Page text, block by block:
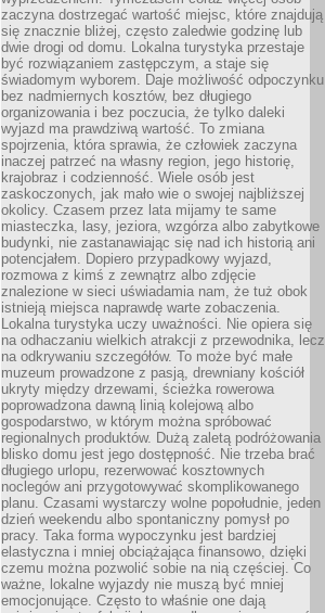
zaczyna dostrzegać wartość miejsc, które znajdują
się znacznie bliżej, często zaledwie godzinę lub
dwie drogi od domu. Lokalna turystyka przestaje
być rozwiązaniem zastępczym, a staje się
świadomym wyborem. Daje możliwość odpoczynku
bez nadmiernych kosztów, bez długiego
organizowania i bez poczucia, że tylko daleki
wyjazd ma prawdziwą wartość. To zmiana
spojrzenia, która sprawia, że człowiek zaczyna
inaczej patrzeć na własny region, jego historię,
krajobraz i codzienność. Wiele osób jest
zaskoczonych, jak mało wie o swojej najbliższej
okolicy. Czasem przez lata mijamy te same
miasteczka, lasy, jeziora, wzgórza albo zabytkowe
budynki, nie zastanawiając się nad ich historią ani
potencjałem. Dopiero przypadkowy wyjazd,
rozmowa z kimś z zewnątrz albo zdjęcie
znalezione w sieci uświadamia nam, że tuż obok
istnieją miejsca naprawdę warte zobaczenia.
Lokalna turystyka uczy uważności. Nie opiera się
na odhaczaniu wielkich atrakcji z przewodnika, lecz
na odkrywaniu szczegółów. To może być małe
muzeum prowadzone z pasją, drewniany kościół
ukryty między drzewami, ścieżka rowerowa
poprowadzona dawną linią kolejową albo
gospodarstwo, w którym można spróbować
regionalnych produktów. Dużą zaletą podróżowania
blisko domu jest jego dostępność. Nie trzeba brać
długiego urlopu, rezerwować kosztownych
noclegów ani przygotowywać skomplikowanego
planu. Czasami wystarczy wolne popołudnie, jeden
dzień weekendu albo spontaniczny pomysł po
pracy. Taka forma wypoczynku jest bardziej
elastyczna i mniej obciążająca finansowo, dzięki
czemu można pozwolić sobie na nią częściej. Co
ważne, lokalne wyjazdy nie muszą być mniej
emocjonujące. Często to właśnie one dają